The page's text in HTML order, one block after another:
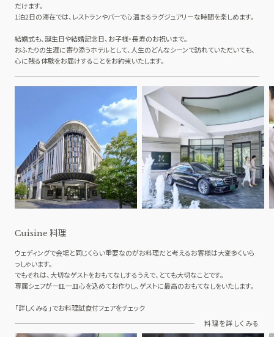
だけます。
1泊2日の滞在では、レストランやバーで心温まるラグジュアリーな時間を楽しめます。
結婚式も、誕生日や結婚記念日、お子様・長寿のお祝いまで。
おふたりの生涯に寄り添うホテルとして、人生のどんなシーンで訪れていただいても、
心に残る体験をお届けすることをお約束いたします。
Cuisine 料理
ウェディングで会場と同じくらい重要なのがお料理だと考えるお客様は大変多くいら
っしゃいます。
でもそれは、大切なゲストをおもてなしするうえで、とても大切なことです。
専属シェフが一皿一皿心を込めてお作りし、ゲストに最高のおもてなしをいたします。
「詳しくみる」でお料理試食付フェアをチェック
料理を詳しくみる